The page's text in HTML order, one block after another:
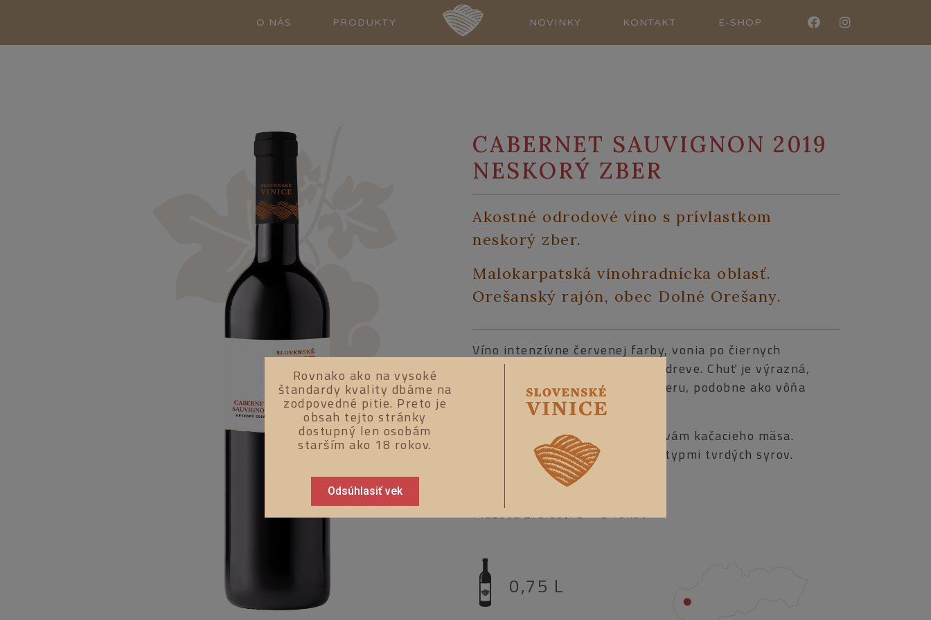
O NÁS PRODUKTY NOVINKY KONTAKT E-SHOP
CABERNET SAUVIGNON 2019
NESKORÝ ZBER
Akostné odrodové víno s prívlastkom
neskorý zber.
Malokarpatská vinohradnícka oblasť.
Orešanský rajón, obec Dolné Orešany.
Víno intenzívne červenej farby, vonia po čiernych
ríbezliach, vanilke a cédrovom dreve. Chuť je výrazná,
typicky cabernetového charakteru, podobne ako vôňa
pripomína čierne ríbezle.
Odporúčame k šťavnatým úpravám kačacieho mäsa.
Vhodné kombinovať s rôznymi typmi tvrdých syrov.
Teplota podávania: 16 – 18°C
Fľašová zrelosť: 3 – 5 rokov
0,75 L
vinohradnícka oblasť.
Rovnako ako na vysoké
štandardy kvality dbáme na
zodpovedné pitie. Preto je
obsah tejto stránky
dostupný len osobám
starším ako 18 rokov.
Odsúhlasiť vek